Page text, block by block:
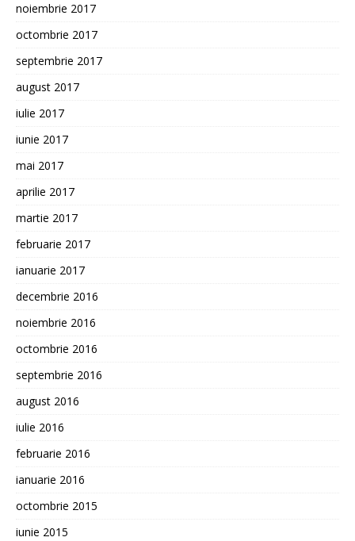
noiembrie 2017
octombrie 2017
septembrie 2017
august 2017
iulie 2017
iunie 2017
mai 2017
aprilie 2017
martie 2017
februarie 2017
ianuarie 2017
decembrie 2016
noiembrie 2016
octombrie 2016
septembrie 2016
august 2016
iulie 2016
februarie 2016
ianuarie 2016
octombrie 2015
iunie 2015